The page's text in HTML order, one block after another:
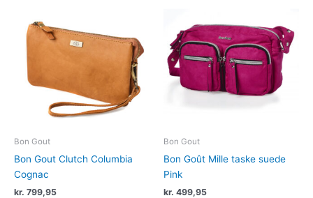
Bon Gout
Bon Gout Clutch Columbia
Cognac
kr. 799,95
Bon Gout
Bon Goût Mille taske suede
Pink
kr. 499,95